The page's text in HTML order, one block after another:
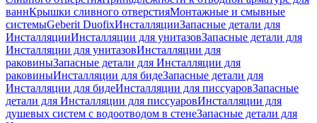
ваннКрышки сливного отверстияМонтажные и смывные
системыGeberit DuofixИнсталляцииЗапасные детали для
ИнсталляцииИнсталляции для унитазовЗапасные детали для
Инсталляции для унитазовИнсталляции для
раковиныЗапасные детали для Инсталляции для
раковиныИнсталляции для бидеЗапасные детали для
Инсталляции для бидеИнсталляции для писсуаровЗапасные
детали для Инсталляции для писсуаровИнсталляции для
душевых систем с водоотводом в стенеЗапасные детали для